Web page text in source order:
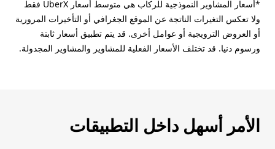
*أسعار المشاوير النموذجية للركاب هي متوسط أسعار UberX فقط
ولا تعكس التغيرات الناتجة عن الموقع الجغرافي أو التأخيرات المرورية
أو العروض الترويجية أو عوامل أخرى. قد يتم تطبيق أسعار ثابتة
ورسوم دنيا. قد تختلف الأسعار الفعلية للمشاوير والمشاوير المجدولة.
الأمر أسهل داخل التطبيقات